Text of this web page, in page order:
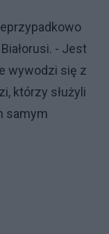
- Jest
wywodzi się z
którzy służyli
samym